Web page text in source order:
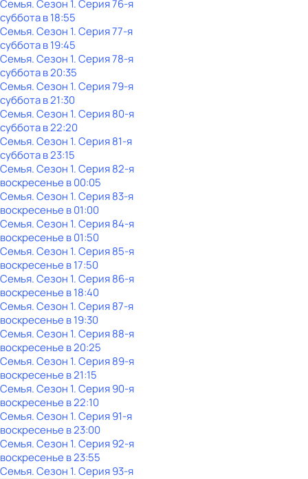
Семья. Сезон 1. Серия 76-я
субботав18:55
Семья. Сезон 1. Серия 77-я
субботав19:45
Семья. Сезон 1. Серия 78-я
субботав20:35
Семья. Сезон 1. Серия 79-я
субботав21:30
Семья. Сезон 1. Серия 80-я
субботав22:20
Семья. Сезон 1. Серия 81-я
субботав23:15
Семья. Сезон 1. Серия 82-я
воскресенье в00:05
Семья. Сезон 1. Серия 83-я
воскресенье в01:00
Семья. Сезон 1. Серия 84-я
воскресенье в01:50
Семья. Сезон 1. Серия 85-я
воскресенье в17:50
Семья. Сезон 1. Серия 86-я
воскресенье в18:40
Семья. Сезон 1. Серия 87-я
воскресенье в19:30
Семья. Сезон 1. Серия 88-я
воскресенье в20:25
Семья. Сезон 1. Серия 89-я
воскресенье в21:15
Семья. Сезон 1. Серия 90-я
воскресенье в22:10
Семья. Сезон 1. Серия 91-я
воскресенье в23:00
Семья. Сезон 1. Серия 92-я
воскресенье в23:55
Семья. Сезон 1. Серия 93-я